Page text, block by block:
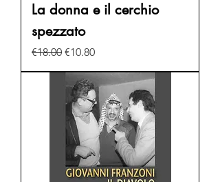
La donna e il cerchio
spezzato
Regular Price
€18.00 Sale Price
€10.80